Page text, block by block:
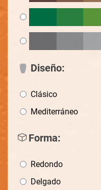
Diseño:
Clásico
Mediterráneo
Forma:
Redondo
Delgado